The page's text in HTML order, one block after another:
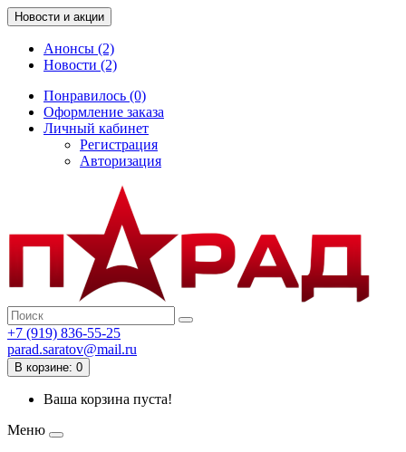
Новости и акции
Анонсы (2)
Новости (2)
Понравилось (0)
Оформление заказа
Личный кабинет
Регистрация
Авторизация
+7 (919) 836-55-25
parad.saratov@mail.ru
В корзине: 0
Ваша корзина пуста!
Меню